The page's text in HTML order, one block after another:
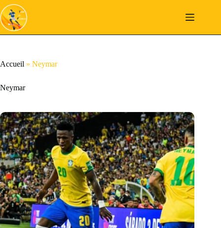
Passer
au
contenu
Accueil » Neymar
Neymar